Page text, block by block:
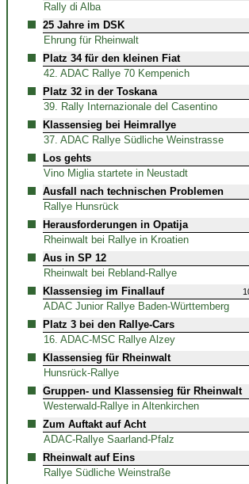
Rally di Alba
25 Jahre im DSK
Ehrung für Rheinwalt
Platz 34 für den kleinen Fiat
42. ADAC Rallye 70 Kempenich
Platz 32 in der Toskana
39. Rally Internazionale del Casentino
Klassensieg bei Heimrallye
37. ADAC Rallye Südliche Weinstrasse
Los gehts
Vino Miglia startete in Neustadt
Ausfall nach technischen Problemen
Rallye Hunsrück
Herausforderungen in Opatija
Rheinwalt bei Rallye in Kroatien
Aus in SP 12
Rheinwalt bei Rebland-Rallye
Klassensieg im Finallauf
ADAC Junior Rallye Baden-Württemberg
Platz 3 bei den Rallye-Cars
16. ADAC-MSC Rallye Alzey
Klassensieg für Rheinwalt
Hunsrück-Rallye
Gruppen- und Klassensieg für Rheinwalt
Westerwald-Rallye in Altenkirchen
Zum Auftakt auf Acht
ADAC-Rallye Saarland-Pfalz
Rheinwalt auf Eins
Rallye Südliche Weinstraße